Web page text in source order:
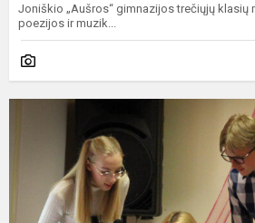
Joniškio „Aušros“ gimnazijos trečiųjų klasių
poezijos ir muzik...